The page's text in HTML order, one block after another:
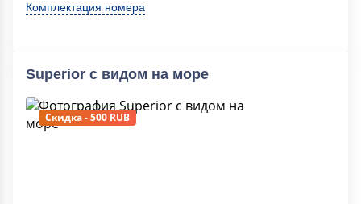
Комплектация номера
Superior c видом на море
Скидка - 500 RUB